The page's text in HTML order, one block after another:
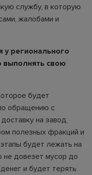
службу, в которую
жалобами и
у регионального
выполнять свою
будет
обращению с
на завод,
полезных фракций и
будет лежать на
не довезет мусор до
и будет терять